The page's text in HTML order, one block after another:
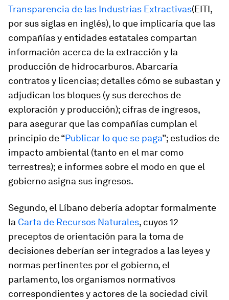
Transparencia de las Industrias Extractivas(EITI,
por sus siglas en inglés), lo que implicaría que las
compañías y entidades estatales compartan
información acerca de la extracción y la
producción de hidrocarburos. Abarcaría
contratos y licencias; detalles cómo se subastan y
adjudican los bloques (y sus derechos de
exploración y producción); cifras de ingresos,
para asegurar que las compañías cumplan el
principio de “Publicar lo que se paga”; estudios de
impacto ambiental (tanto en el mar como
terrestres); e informes sobre el modo en que el
gobierno asigna sus ingresos.
Segundo, el Líbano debería adoptar formalmente
la Carta de Recursos Naturales, cuyos 12
preceptos de orientación para la toma de
decisiones deberían ser integrados a las leyes y
normas pertinentes por el gobierno, el
parlamento, los organismos normativos
correspondientes y actores de la sociedad civil